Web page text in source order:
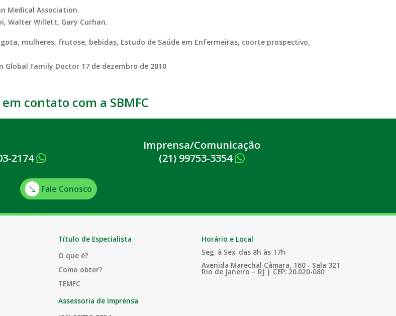
Medical Association.
Walter Willett, Gary Curhan.
mulheres, frutose, bebidas, Estudo de Saúde em Enfermeiras, coorte prospectivo,
Global Family Doctor 17 de dezembro de 2010
contato com a SBMFC
2174
Imprensa/Comunicação
(21) 99753-3354
Fale Conosco
Título de Especialista
O que é?
Como obter?
TEMFC
Assessoria de Imprensa
Horário e Local
Seg. à Sex. das 8h às 17h
Avenida Marechal Câmara, 160 - Sala 321
Rio de Janeiro – RJ | CEP: 20.020-080